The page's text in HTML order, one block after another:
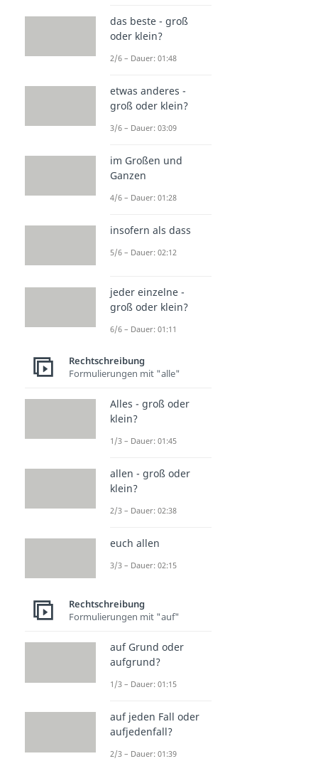
das beste - groß
oder klein?
2/6 – Dauer: 01:48
etwas anderes -
groß oder klein?
3/6 – Dauer: 03:09
im Großen und
Ganzen
4/6 – Dauer: 01:28
insofern als dass
5/6 – Dauer: 02:12
jeder einzelne -
groß oder klein?
6/6 – Dauer: 01:11
Rechtschreibung
Formulierungen mit "alle"
Alles - groß oder
klein?
1/3 – Dauer: 01:45
allen - groß oder
klein?
2/3 – Dauer: 02:38
euch allen
3/3 – Dauer: 02:15
Rechtschreibung
Formulierungen mit "auf"
auf Grund oder
aufgrund?
1/3 – Dauer: 01:15
auf jeden Fall oder
aufjedenfall?
2/3 – Dauer: 01:39